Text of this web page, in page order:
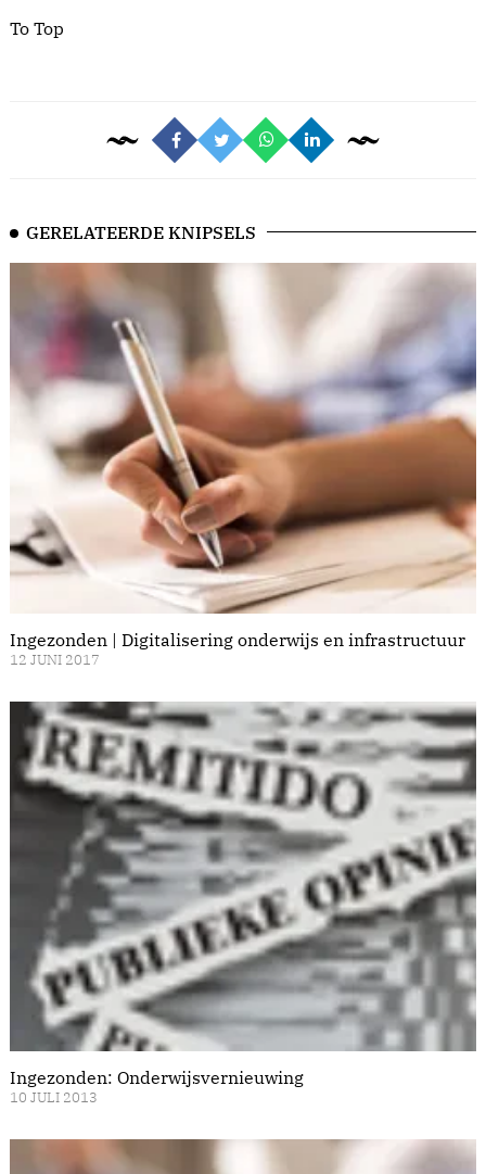
To Top
GERELATEERDE KNIPSELS
Ingezonden | Digitalisering onderwijs en infrastructuur
12 JUNI 2017
Ingezonden: Onderwijsvernieuwing
10 JULI 2013